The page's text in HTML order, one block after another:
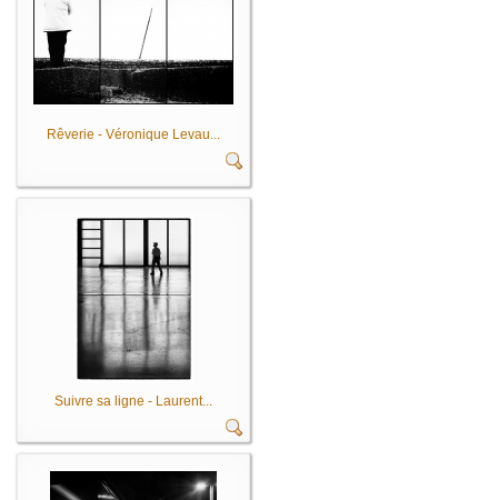
Rêverie - Véronique Levau...
Suivre sa ligne - Laurent...